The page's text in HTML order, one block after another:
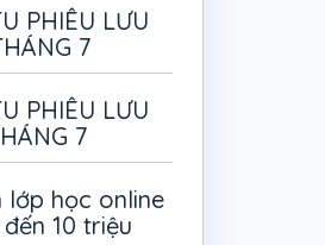
PHIÊU LƯU
7
PHIÊU LƯU
7
lớp học online
10 triệu